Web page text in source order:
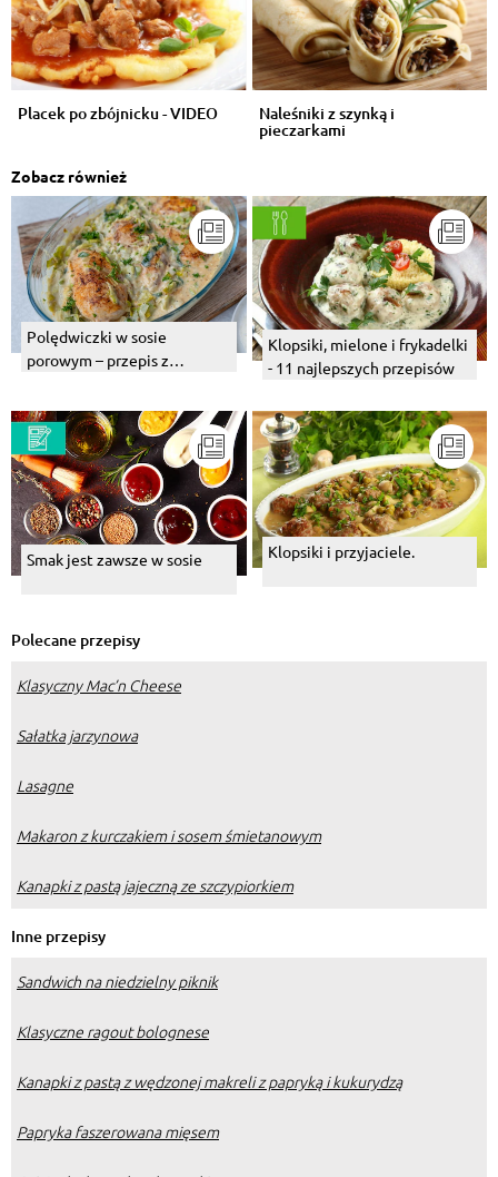
Placek po zbójnicku - VIDEO Naleśniki z szynką i
pieczarkami
Zobacz również
Polędwiczki w sosie
porowym – przepis z
Klopsiki, mielone i frykadelki
- 11 najlepszych przepisów
Smak jest zawsze w sosie Klopsiki i przyjaciele.
Polecane przepisy
Klasyczny Mac’n Cheese
Sałatka jarzynowa
Lasagne
Makaron z kurczakiem i sosem śmietanowym
Kanapki z pastą jajeczną ze szczypiorkiem
Inne przepisy
Sandwich na niedzielny piknik
Klasyczne ragout bolognese
Kanapki z pastą z wędzonej makreli z papryką i kukurydzą
Papryka faszerowana mięsem